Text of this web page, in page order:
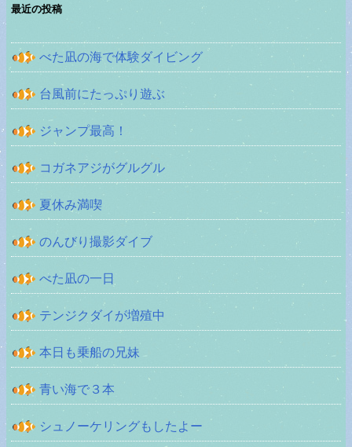
最近の投稿
べた凪の海で体験ダイビング
台風前にたっぷり遊ぶ
ジャンプ最高！
コガネアジがグルグル
夏休み満喫
のんびり撮影ダイブ
べた凪の一日
テンジクダイが増殖中
本日も乗船の兄妹
青い海で３本
シュノーケリングもしたよー